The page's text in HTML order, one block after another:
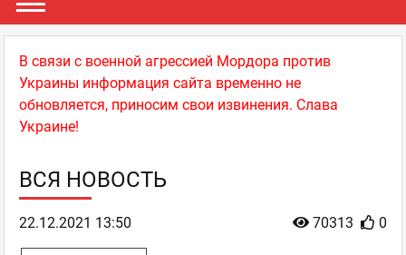
В связи с военной агрессией Мордора против
Украины информация сайта временно не
обновляется, приносим свои извинения. Слава
Украине!
ВСЯ НОВОСТЬ
70313 0
22.12.2021 13:50